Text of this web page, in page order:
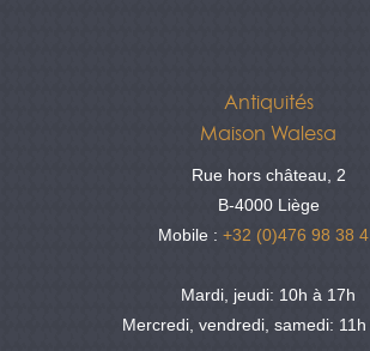
Antiquités
Maison Walesa
Rue hors château, 2
B-4000 Liège
Mobile : +32 (0)476 98 38
Mardi, jeudi: 10h à 17h
Mercredi, vendredi, samedi: 11h